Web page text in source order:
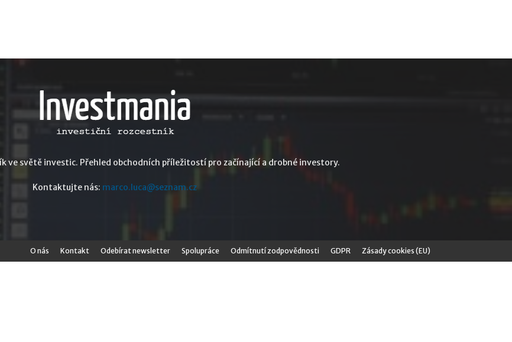
ve světě investic. Přehled obchodních příležitostí pro začínající a drobné investory.
Kontaktujte nás: marco.luca@seznam.cz
O nás Kontakt Odebírat newsletter Spolupráce Odmítnutí zodpovědnosti GDPR Zásady cookies (EU)